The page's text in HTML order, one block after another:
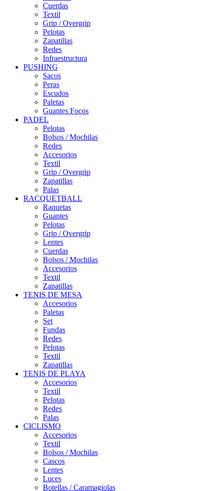
Cuerdas
Textil
Grip / Overgrip
Pelotas
Zapatillas
Redes
Infraestructura
PUSHING
Sacos
Peras
Escudos
Paletas
Guantes Focos
PADEL
Pelotas
Bolsos / Mochilas
Redes
Accesorios
Textil
Grip / Overgrip
Zapatillas
Palas
RACQUETBALL
Raquetas
Guantes
Pelotas
Grip / Overgrip
Lentes
Cuerdas
Bolsos / Mochilas
Accesorios
Textil
Zapatillas
TENIS DE MESA
Accesorios
Paletas
Set
Fundas
Redes
Pelotas
Textil
Zapatillas
TENIS DE PLAYA
Accesorios
Textil
Pelotas
Redes
Palas
CICLISMO
Accesorios
Textil
Bolsos / Mochilas
Cascos
Lentes
Luces
Botellas / Caramagiolas